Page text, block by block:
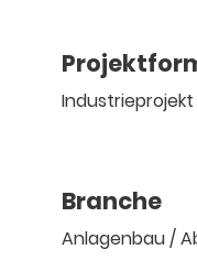
Industrieprojekt
Branche
Anlagenbau /